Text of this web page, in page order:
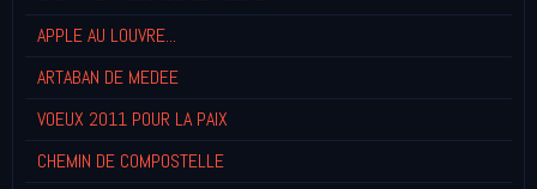
APPLE AU LOUVRE...
ARTABAN DE MEDEE
VOEUX 2011 POUR LA PAIX
CHEMIN DE COMPOSTELLE